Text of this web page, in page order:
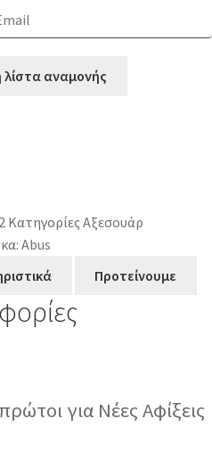
Κατηγορίες Αξεσουάρ
Abus
Προτείνουμε
για Νέες Αφίξεις